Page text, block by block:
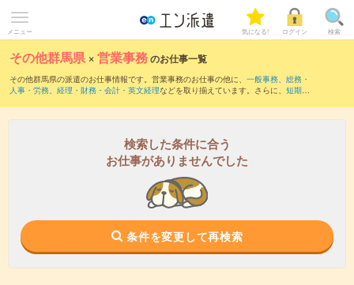
メニュー 気になる! ログイン 検索
その他群馬県 ×営業事務のお仕事一覧
その他群馬県の派遣のお仕事情報です。営業事務のお仕事の他に、 一般事務、 総務・
人事・労務、 経理・財務・会計・英文経理などを取り揃えています。さらに、 短期・
検索した条件に合う
お仕事がありませんでした
条件を変更して再検索